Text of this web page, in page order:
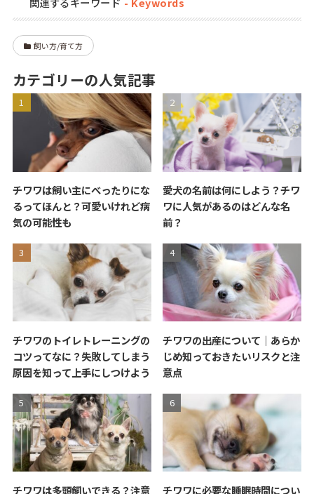
飼い方/育て方
カテゴリーの人気記事
チワワは飼い主にべったりにな
るってほんと？可愛いけれど病
気の可能性も
愛犬の名前は何にしよう？チワ
ワに人気があるのはどんな名
前？
チワワのトイレトレーニングの
コツってなに？失敗してしまう
原因を知って上手にしつけよう
チワワの出産について｜あらか
じめ知っておきたいリスクと注
意点
チワワは多頭飼いできる？注意
チワワに必要な睡眠時間につい